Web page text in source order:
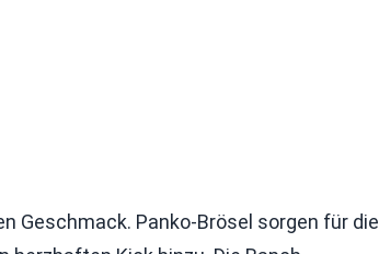
Geschmack. Panko-Brösel sorgen für die